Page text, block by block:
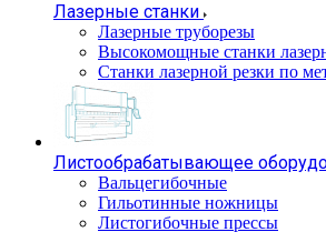
Лазерные станки
Лазерные труборезы
Высокомощные станки
Станки лазерной резки по
Листообрабатывающее
Вальцегибочные
Гильотинные ножницы
Листогибочные прессы